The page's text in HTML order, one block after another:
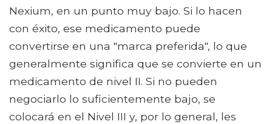
Nexium, en un punto muy bajo. Si lo hacen
con éxito, ese medicamento puede
convertirse en una "marca preferida", lo que
generalmente significa que se convierte en un
medicamento de nivel II. Si no pueden
negociarlo lo suficientemente bajo, se
colocará en el Nivel III y, por lo general, les